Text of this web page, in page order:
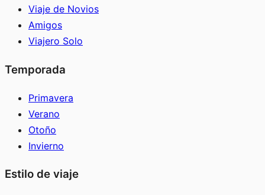
Viaje de Novios
Amigos
Viajero Solo
Temporada
Primavera
Verano
Otoño
Invierno
Estilo de viaje